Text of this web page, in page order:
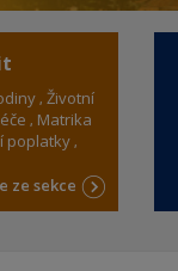
Životní
Matrika
poplatky
ze sekce